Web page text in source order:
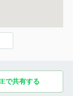
で共有する